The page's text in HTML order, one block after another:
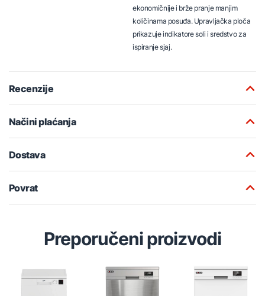
ekonomičnije i brže pranje manjim
količinama posuđa. Upravljačka ploča
prikazuje indikatore soli i sredstvo za
ispiranje sjaj.
Recenzije
Načini plaćanja
Dostava
Povrat
Preporučeni proizvodi